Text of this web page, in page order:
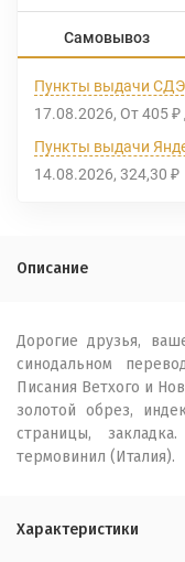
Самовывоз
Пункты выдачи
17.08.2026 От 405 ₽
Пункты выдачи
14.08.2026 324,30 ₽
Описание
Дорогие друзья,
синодальном
Писания Ветхого и
золотой обрез,
страницы,
термовинил (Италия).
Характеристики